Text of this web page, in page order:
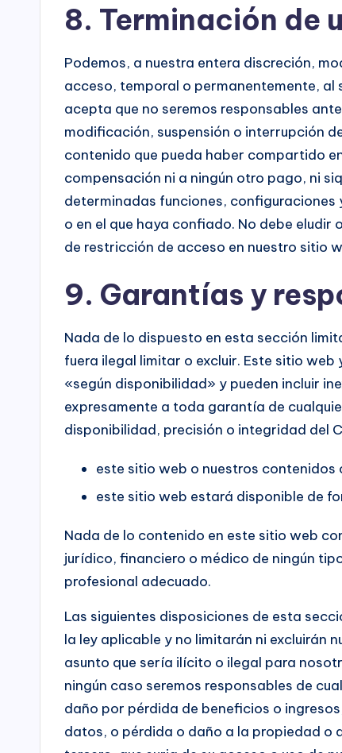
8. Terminación de
Podemos, a nuestra entera discreción,
acceso, temporal o permanentemente, al
acepta que no seremos responsables
modificación, suspensión o interrupción
contenido que pueda haber compartido
compensación ni a ningún otro pago, ni
determinadas funciones,
o en el que haya confiado. No debe
de restricción de acceso en nuestro sitio
9. Garantías y
Nada de lo dispuesto en esta sección
fuera ilegal limitar o excluir. Este sitio
«según disponibilidad» y pueden incluir
expresamente a toda garantía de
disponibilidad, precisión o integridad del
este sitio web o nuestros contenidos
este sitio web estará disponible de
Nada de lo contenido en este sitio web
jurídico, financiero o médico de ningún
profesional adecuado.
Las siguientes disposiciones de esta
la ley aplicable y no limitarán ni excluirán
asunto que sería ilícito o ilegal para
ningún caso seremos responsables de
daño por pérdida de beneficios o
datos, o pérdida o daño a la propiedad o